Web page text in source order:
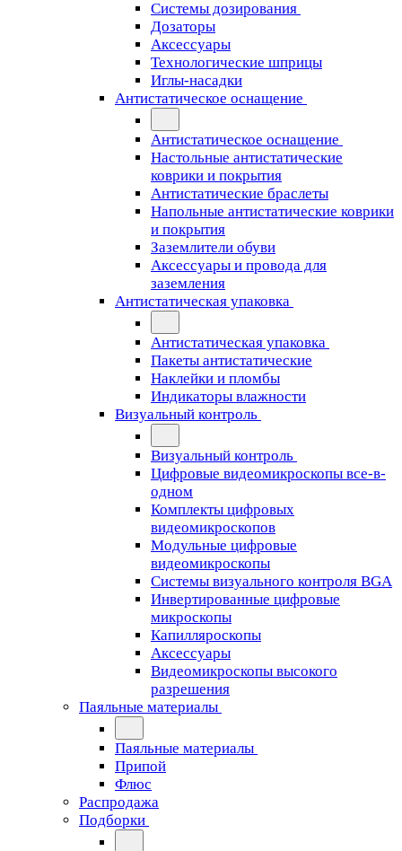
Системы дозирования
Дозаторы
Аксессуары
Технологические шприцы
Иглы-насадки
Антистатическое оснащение
Антистатическое оснащение
Настольные антистатические
коврики и покрытия
Антистатические браслеты
Напольные антистатические коврики
и покрытия
Заземлители обуви
Аксессуары и провода для
заземления
Антистатическая упаковка
Антистатическая упаковка
Пакеты антистатические
Наклейки и пломбы
Индикаторы влажности
Визуальный контроль
Визуальный контроль
Цифровые видеомикроскопы все-в-
одном
Комплекты цифровых
видеомикроскопов
Модульные цифровые
видеомикроскопы
Cистемы визуального контроля BGA
Инвертированные цифровые
микроскопы
Капилляроскопы
Аксессуары
Видеомикроскопы высокого
разрешения
Паяльные материалы
Паяльные материалы
Припой
Флюс
Распродажа
Подборки